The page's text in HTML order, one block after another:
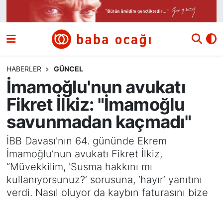
HABERLER GÜNCEL
İmamoğlu'nun avukatı
Fikret İlkiz: "İmamoğlu
savunmadan kaçmadı"
İBB Davası'nın 64. gününde Ekrem
İmamoğlu’nun avukatı Fikret İlkiz,
“Müvekkilim, 'Susma hakkını mı
kullanıyorsunuz?’ sorusuna, ‘hayır’ yanıtını
verdi. Nasıl oluyor da kaybın faturasını bize
Siyaset
Ekonomi
Dünya
Kültür ve Sanat
Eğitim
Bilim ve Teknoloji
Nöbetçi Eczaneler
Hava Durumu
Namaz Vakitleri
Trafik Durumu
Süper Lig Puan Durumu ve Fikstür
Tüm Manşetler
Son Dakika Haberleri